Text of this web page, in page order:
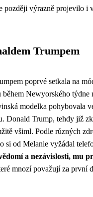
později výrazně projevilo
Trumpem
poprvé setkala na
Newyorského týdne
modelka pohybovala
Donald Trump, tehdy již
všiml. Podle různých
si od Melanie vyžádal
a nezávislosti, mu
mnozí považují za první